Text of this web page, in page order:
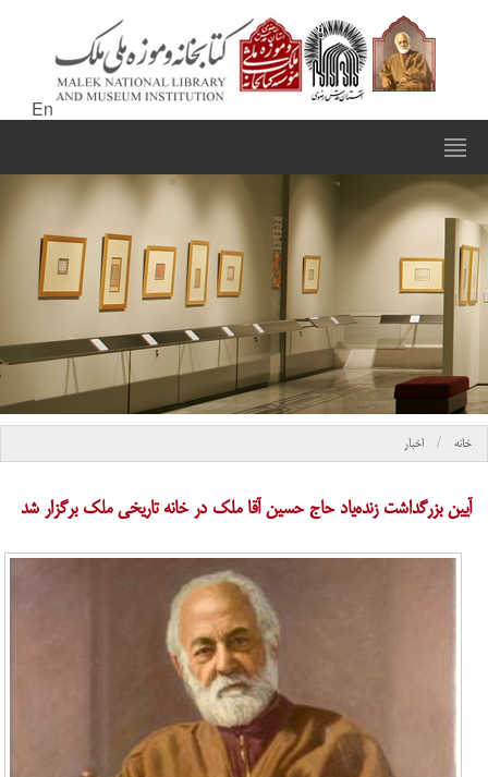
En
خانه اخبار
آیین بزرگداشت زنده‌یاد حاج حسین آقا ملک در خانه تاریخی ملک برگزار شد